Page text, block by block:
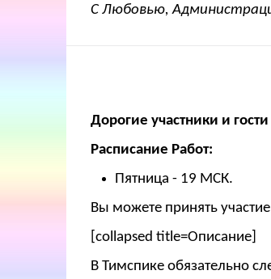
С Любовью,
Дорогие участники и
Расписание Работ:
Пятница - 19 МСК.
Вы можете принять
[collapsed title=Описание]
В Тимспике обязательно